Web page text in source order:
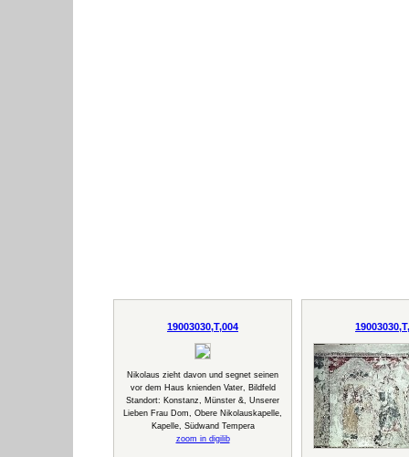
19003030,T,004
Nikolaus zieht davon und segnet seinen
vor dem Haus knienden Vater, Bildfeld
Standort: Konstanz, Münster &, Unserer
Lieben Frau Dom, Obere Nikolauskapelle,
Kapelle, Südwand Tempera
zoom in digilib